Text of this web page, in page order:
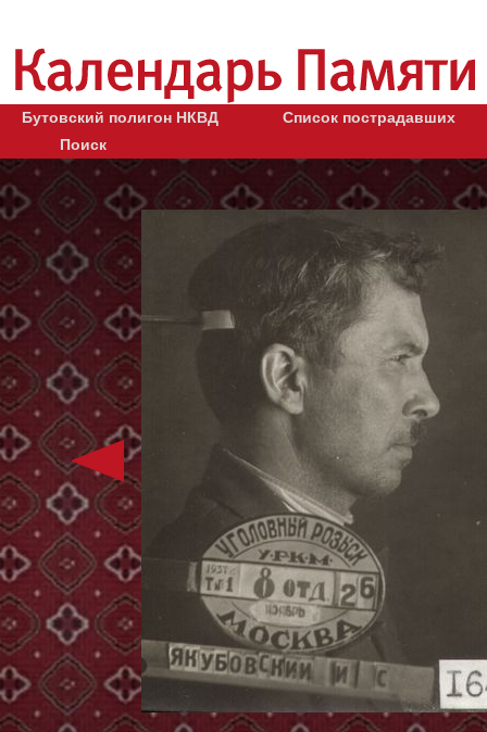
Бутовский полигон НКВД
Список пострадавших
Поиск